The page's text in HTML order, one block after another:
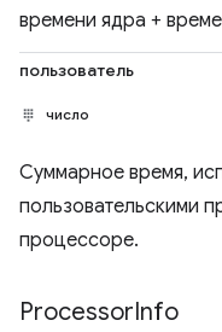
времени ядра +
пользователь
число
Суммарное время,
пользовательскими
процессоре.
ProcessorInfo